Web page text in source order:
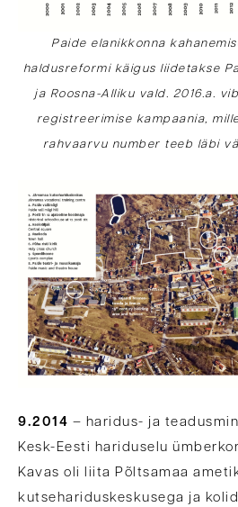
Paide elanikkonna
haldusreformi käigus liidetakse
ja Roosna-Alliku vald. 2016.a.
registreerimise kampaania,
rahvaarvu number teeb läbi
9.2014 – haridus- ja
Kesk-Eesti hariduselu
Kavas oli liita Põltsamaa
kutsehariduskeskusega ja